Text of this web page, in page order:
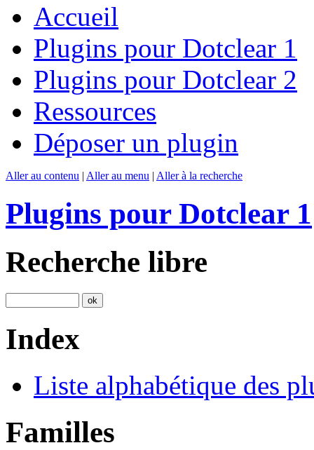
Accueil
Plugins pour Dotclear 1
Plugins pour Dotclear 2
Ressources
Déposer un plugin
Aller au contenu | Aller au menu | Aller à la recherche
Plugins pour Dotclear 1
Recherche libre
Index
Liste alphabétique des
Familles